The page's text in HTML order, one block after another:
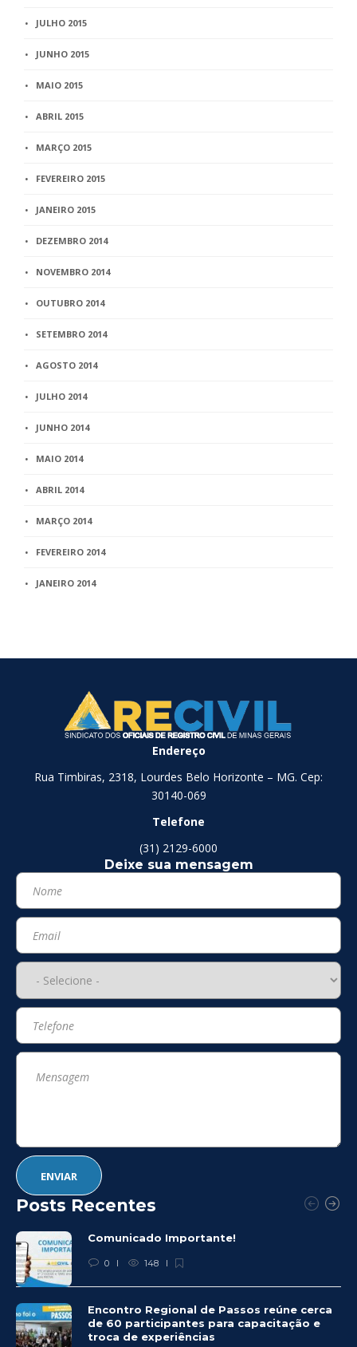
JULHO 2015
JUNHO 2015
MAIO 2015
ABRIL 2015
MARÇO 2015
FEVEREIRO 2015
JANEIRO 2015
DEZEMBRO 2014
NOVEMBRO 2014
OUTUBRO 2014
SETEMBRO 2014
AGOSTO 2014
JULHO 2014
JUNHO 2014
MAIO 2014
ABRIL 2014
MARÇO 2014
FEVEREIRO 2014
JANEIRO 2014
Endereço
Rua Timbiras, 2318, Lourdes Belo Horizonte – MG. Cep:
30140-069
Telefone
(31) 2129-6000
Deixe sua mensagem
Posts Recentes
Comunicado Importante!
0 148
Encontro Regional de Passos reúne cerca
de 60 participantes para capacitação e
troca de experiências